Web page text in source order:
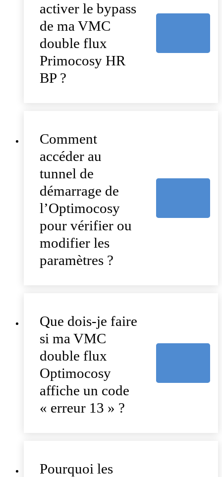
activer le bypass
de ma VMC
double flux
Primocosy HR
BP ?
Comment
accéder au
tunnel de
démarrage de
l’Optimocosy
pour vérifier ou
modifier les
paramètres ?
Que dois-je faire
si ma VMC
double flux
Optimocosy
affiche un code
« erreur 13 » ?
Pourquoi les